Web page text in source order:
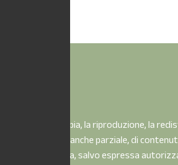
È vietata la copia, la riproduzione, la
pubblicazione, anche parziale, di
qualsiasi forma, salvo espressa